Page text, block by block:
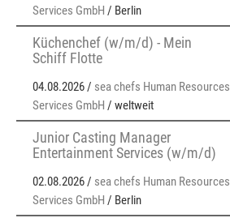
Services GmbH / Berlin
Küchenchef (w/m/d) - Mein
Schiff Flotte
04.08.2026 / sea chefs Human Resources
Services GmbH / weltweit
Junior Casting Manager
Entertainment Services (w/m/d)
02.08.2026 / sea chefs Human Resources
Services GmbH / Berlin